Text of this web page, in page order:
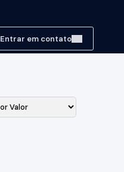
Entrar em contato